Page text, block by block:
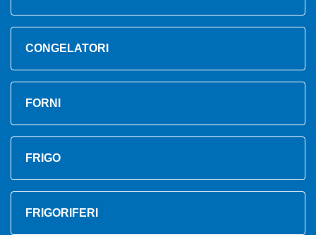
CONGELATORI
FORNI
FRIGO
FRIGORIFERI